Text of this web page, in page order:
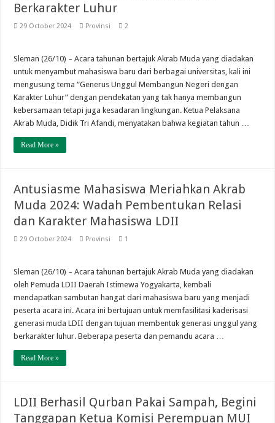
Berkarakter Luhur
29 October 2024 Provinsi 2
Sleman (26/10) – Acara tahunan bertajuk Akrab Muda yang diadakan
untuk menyambut mahasiswa baru dari berbagai universitas, kali ini
mengusung tema “Generus Unggul Membangun Negeri dengan
Karakter Luhur” dengan pendekatan yang tak hanya membangun
kebersamaan tetapi juga kesadaran lingkungan. Ketua Pelaksana
Akrab Muda, Didik Tri Afandi, menyatakan bahwa kegiatan tahun …
Read More »
Antusiasme Mahasiswa Meriahkan Akrab
Muda 2024: Wadah Pembentukan Relasi
dan Karakter Mahasiswa LDII
29 October 2024 Provinsi 1
Sleman (26/10) – Acara tahunan bertajuk Akrab Muda yang diadakan
oleh Pemuda LDII Daerah Istimewa Yogyakarta, kembali
mendapatkan sambutan hangat dari mahasiswa baru yang menjadi
peserta acara ini. Acara ini bertujuan untuk memfasilitasi kaderisasi
generasi muda LDII dengan tujuan membentuk generasi unggul yang
berkarakter luhur. Beberapa peserta dan pemandu acara …
Read More »
LDII Berhasil Qurban Pakai Sampah, Begini
Tanggapan Ketua Komisi Perempuan MUI